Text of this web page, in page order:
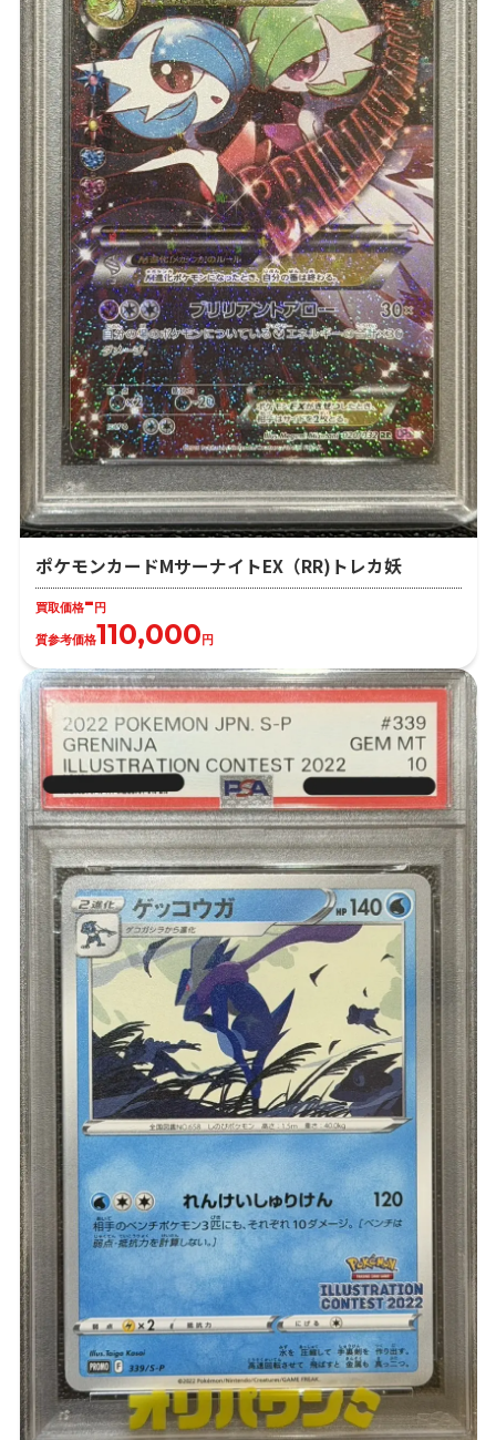
ポケモンカードMサーナイトEX（RR)トレカ妖
買取価格-円
質参考価格110,000円